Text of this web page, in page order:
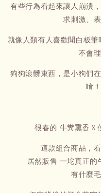
有些行為看起來讓人崩潰
求刺激、
就像人類有人喜歡聞白板
不會
狗狗滾髒東西，是小狗們
唷
很春的 牛糞熏香Ｘ
這款組合商品，
居然販售 一坨真正
有什麼